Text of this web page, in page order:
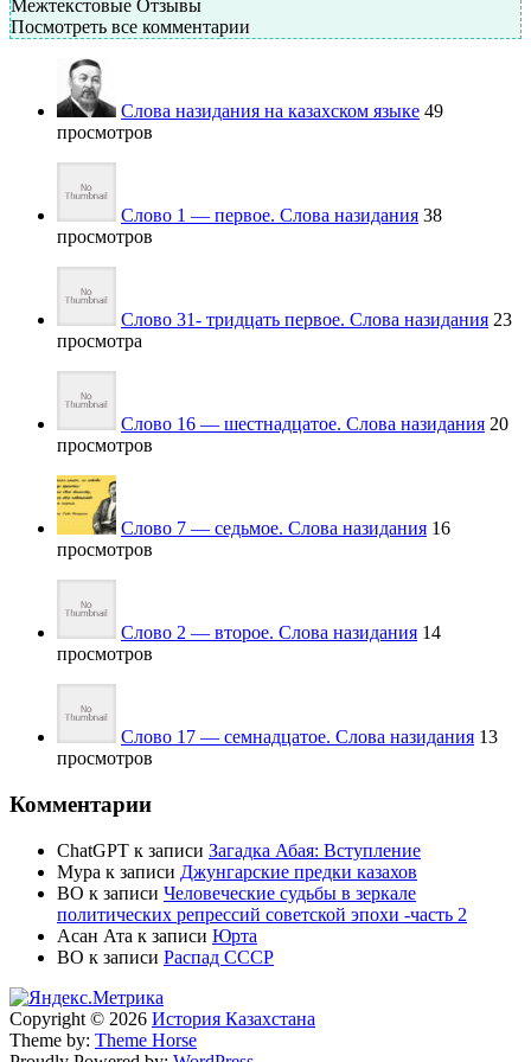
Межтекстовые Отзывы
Посмотреть все комментарии
Слова назидания на казахском языке 49
просмотров
Слово 1 — первое. Слова назидания 38
просмотров
Слово 31- тридцать первое. Слова назидания 23
просмотра
Слово 16 — шестнадцатое. Слова назидания 20
просмотров
Слово 7 — седьмое. Слова назидания 16
просмотров
Слово 2 — второе. Слова назидания 14
просмотров
Слово 17 — семнадцатое. Слова назидания 13
просмотров
Комментарии
ChatGPT к записи Загадка Абая: Вступление
Мура к записи Джунгарские предки казахов
BO к записи Человеческие судьбы в зеркале
политических репрессий советской эпохи -часть 2
Асан Ата к записи Юрта
BO к записи Распад СССР
Copyright © 2026 История Казахстана
Theme by: Theme Horse